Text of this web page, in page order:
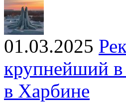
01.03.2025
крупнейший в
в Харбине